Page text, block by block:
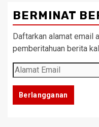
BERMINAT
Daftarkan alamat email
pemberitahuan berita
Alamat
Email
Berlangganan